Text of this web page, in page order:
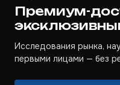
Премиум-
Исследования рынка,
первыми лицами — без